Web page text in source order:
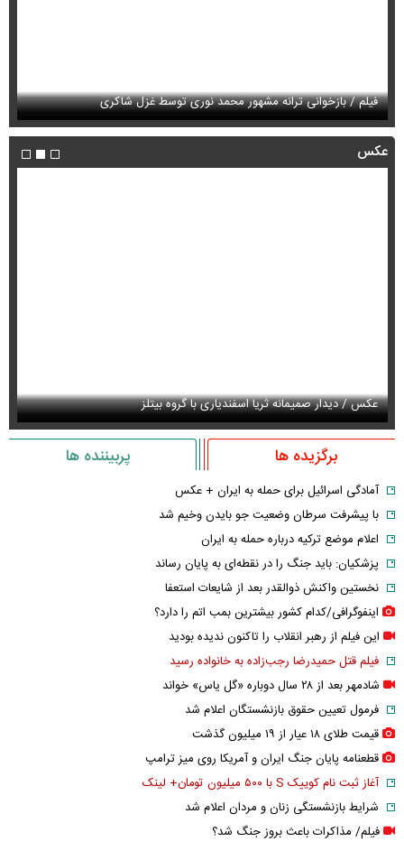
فیلم / بازخوانی ترانه مشهور محمد نوری توسط غزل شاکری
عکس
عکس / دیدار صمیمانه ثریا اسفندیاری با گروه بیتلز
برگزیده ها پربیننده ها
آمادگی اسرائیل برای حمله به ایران + عکس
با پیشرفت سرطان وضعیت جو بایدن وخیم شد
اعلام موضع ترکیه درباره حمله به ایران
پزشکیان: باید جنگ را در نقطه‌ای به پایان رساند
نخستین واکنش ذوالقدر بعد از شایعات استعفا
اینفوگرافی/کدام کشور بیشترین بمب اتم را دارد؟
این فیلم از رهبر انقلاب را تاکنون ندیده بودید
فیلم قتل حمیدرضا رجب‌زاده به خانواده رسید
شادمهر بعد از ۲۸ سال دوباره «گل یاس» خواند
فرمول تعیین حقوق بازنشستگان اعلام شد
قیمت طلای ۱۸ عیار از ۱۹ میلیون گذشت
قطعنامه پایان جنگ ایران و آمریکا روی میز ترامپ
آغاز ثبت نام کوییک S با ۵۰۰ میلیون تومان+ لینک
شرایط بازنشستگی زنان و مردان اعلام شد
فیلم/ مذاکرات باعث بروز جنگ شد؟